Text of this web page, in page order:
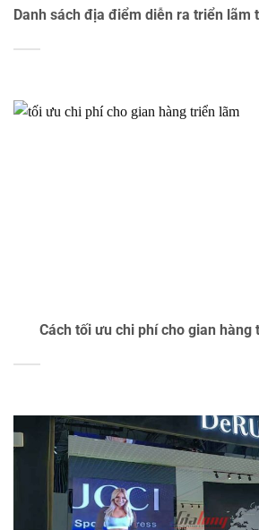
Danh sách địa điểm diễn ra triển lãm
Cách tối ưu chi phí cho gian hàng